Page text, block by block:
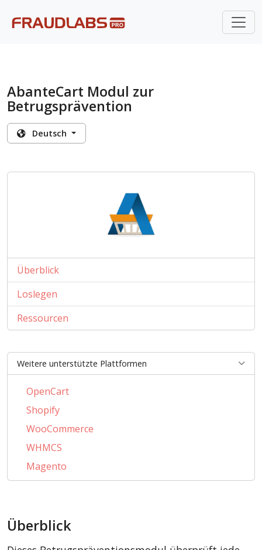
AbanteCart Modul zur
Betrugsprävention
Deutsch
Überblick
Loslegen
Ressourcen
Weitere unterstützte Plattformen
OpenCart
Shopify
WooCommerce
WHMCS
Magento
PrestaShop
CSCart
Überblick